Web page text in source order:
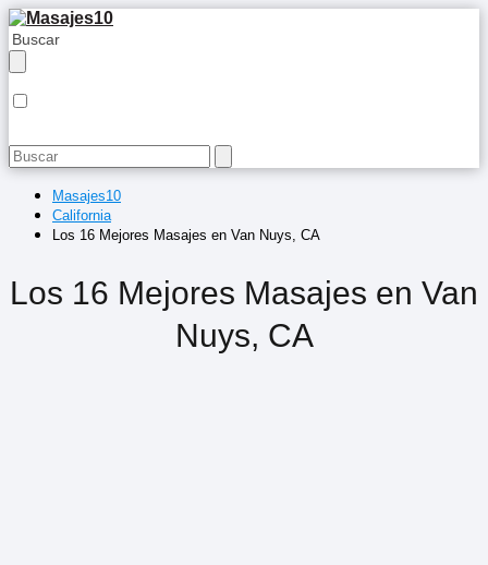
Masajes10
California
Los 16 Mejores Masajes en Van Nuys, CA
Los 16 Mejores Masajes en Van
Nuys, CA